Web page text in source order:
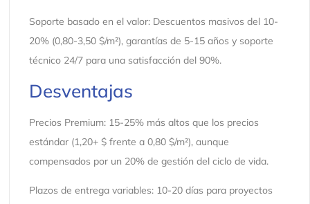
Soporte basado en el valor: Descuentos masivos del 10-
20% (0,80-3,50 $/m²), garantías de 5-15 años y soporte
técnico 24/7 para una satisfacción del 90%.
Desventajas
Precios Premium: 15-25% más altos que los precios
estándar (1,20+ $ frente a 0,80 $/m²), aunque
compensados ​​por un 20% de gestión del ciclo de vida.
Plazos de entrega variables: 10-20 días para proyectos